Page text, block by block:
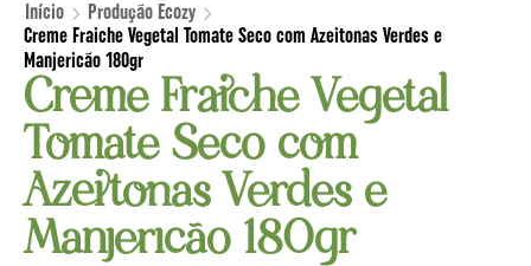
Início
Produção Ecozy
Creme Fraiche Vegetal Tomate Seco com Azeitonas Verdes e
Manjericão 180gr
Creme Fraiche Vegetal
Tomate Seco com
Azeitonas Verdes e
Manjericão 180gr